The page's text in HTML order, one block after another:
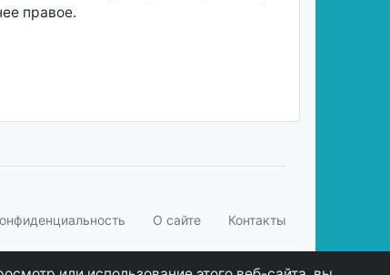
правое.
О сайте Контакты